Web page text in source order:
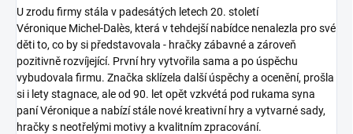
U zrodu firmy stála v padesátých letech 20. století
Véronique Michel-Dalès, která v tehdejší nabídce nenalezla pro své
děti to, co by si představovala - hračky zábavné a zároveň
pozitivně rozvíjející. První hry vytvořila sama a po úspěchu
vybudovala firmu. Značka sklízela další úspěchy a ocenění, prošla
si i lety stagnace, ale od 90. let opět vzkvétá pod rukama syna
paní Véronique a nabízí stále nové kreativní hry a vytvarné sady,
hračky s neotřelými motivy a kvalitním zpracování.